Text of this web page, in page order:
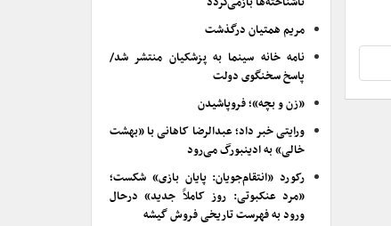
مریم همتیان درگذشت
نامه خانه سینما به پزشکیان منتشر شد/
پاسخ سخنگوی دولت
«زن و بچه»؛ فروپاشیدن
ورایتی خبر داد؛ عبدالرضا کاهانی با «بهشت
خالی» به ادینبورگ می‌رود
رکورد «انتقام‌جویان: پایان بازی» شکست؛
«مرد عنکبوتی: روز کاملاً جدید» درحال
ورود به فهرست تاریخی فروش گیشه